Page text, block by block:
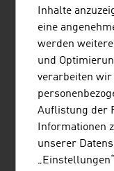
Herausforderungen
In Zukunft wird
sogenannten
Anforderungen an
sowie
Die Gesellschaft
die zunehmende
Inhalte
eine
werden
und
verarbeiten
Auflistung der
Informationen
unserer